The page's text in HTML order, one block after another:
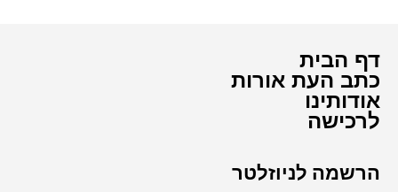
דף הבית
כתב העת אורות
אודותינו
לרכישה
הרשמה לניוזלטר